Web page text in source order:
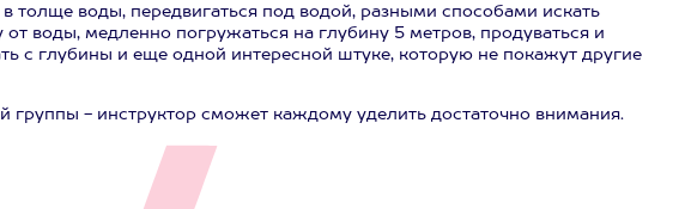
толще воды, передвигаться под водой, разными способами искать
воды, медленно погружаться на глубину 5 метров, продуваться и
с глубины и еще одной интересной штуке, которую не покажут другие
группы - инструктор сможет каждому уделить достаточно внимания.